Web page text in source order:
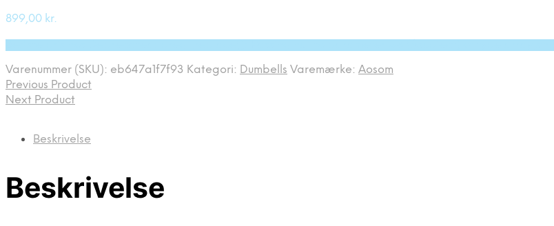
899,00 kr.
Varenummer (SKU): eb647a1f7f93 Kategori: Dumbells Varemærke: Aosom
Previous Product
Next Product
Beskrivelse
Beskrivelse